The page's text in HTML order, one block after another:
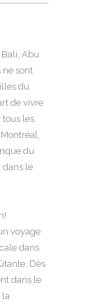
Abu
ne sont
du
de vivre
tous les
du
dans le
voyage
dans
Dès
dans le
la